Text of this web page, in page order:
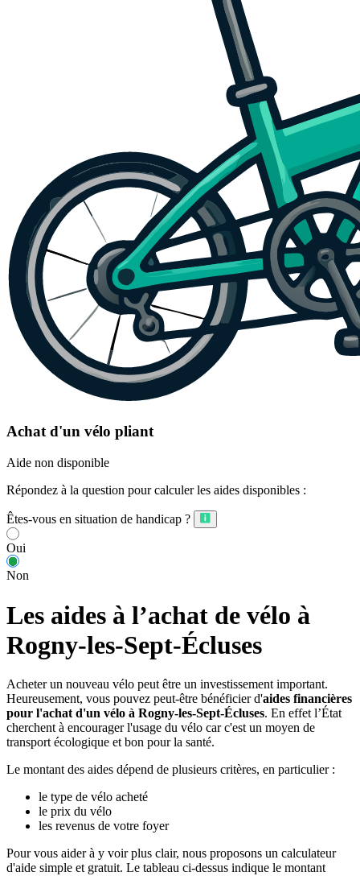
Achat d'un vélo pliant
Aide non disponible
Répondez à la question pour calculer les aides disponibles :
Êtes-vous en situation de handicap ?
Oui
Non
Les aides à l’achat de vélo à
Rogny-les-Sept-Écluses
Acheter un nouveau vélo peut être un investissement important.
Heureusement, vous pouvez peut-être bénéficier d'aides financières
pour l'achat d'un vélo à Rogny-les-Sept-Écluses. En effet l’État
cherchent à encourager l'usage du vélo car c'est un moyen de
transport écologique et bon pour la santé.
Le montant des aides dépend de plusieurs critères, en particulier :
le type de vélo acheté
le prix du vélo
les revenus de votre foyer
Pour vous aider à y voir plus clair, nous proposons un calculateur
d'aide simple et gratuit. Le tableau ci-dessus indique le montant